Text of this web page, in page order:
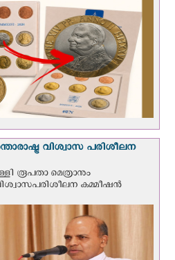
വിശ്വാസ പരിശീലന
രൂപതാ മെത്രാനും
കമ്മീഷൻ